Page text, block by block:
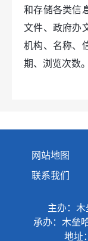
和存储各类信
文件、政府办
机构、名称、
期、浏览次数。
以下方式主动
1．木垒
．政务新
3．政务
网站地图
联系我们
主办：
承办：木垒
地址